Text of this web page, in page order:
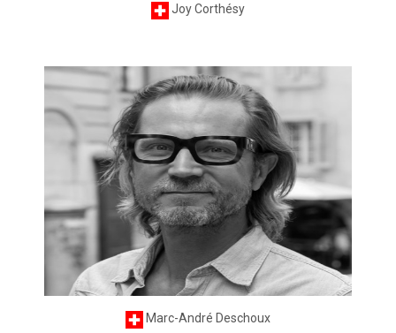
Joy Corthésy
Marc-André Deschoux